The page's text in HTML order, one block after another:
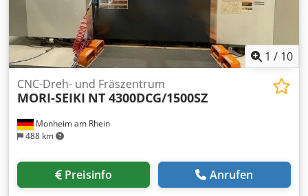
1 / 10
Monheim am Rhein
488 km
CNC-Dreh- und Fräszentrum
MORI-SEIKI NT 4300DCG/1500SZ
Preisinfo Anrufen